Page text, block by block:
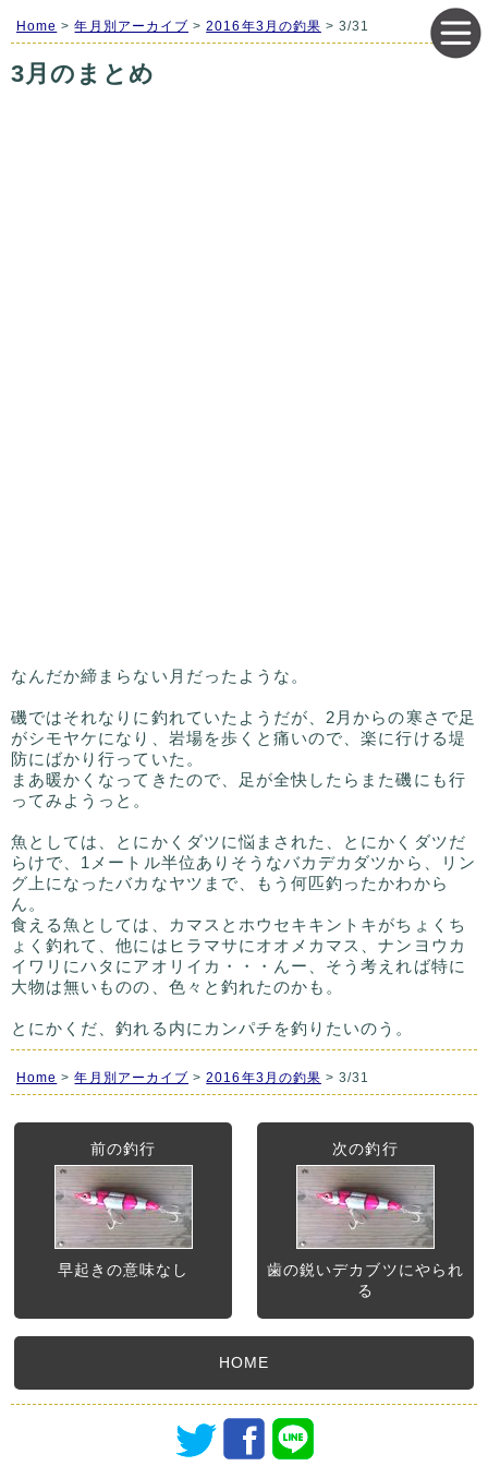
Home >年月別アーカイブ >2016年3月の釣果 > 3/31
3月のまとめ
なんだか締まらない月だったような。
磯ではそれなりに釣れていたようだが、2月からの寒さで足
がシモヤケになり、岩場を歩くと痛いので、楽に行ける堤
防にばかり行っていた。
まあ暖かくなってきたので、足が全快したらまた磯にも行
ってみようっと。
魚としては、とにかくダツに悩まされた、とにかくダツだ
らけで、1メートル半位ありそうなバカデカダツから、リン
グ上になったバカなヤツまで、もう何匹釣ったかわから
ん。
食える魚としては、カマスとホウセキキントキがちょくち
ょく釣れて、他にはヒラマサにオオメカマス、ナンヨウカ
イワリにハタにアオリイカ・・・んー、そう考えれば特に
大物は無いものの、色々と釣れたのかも。
とにかくだ、釣れる内にカンパチを釣りたいのう。
Home >年月別アーカイブ >2016年3月の釣果 > 3/31
前の釣行
早起きの意味なし
次の釣行
歯の鋭いデカブツにやられ
る
HOME